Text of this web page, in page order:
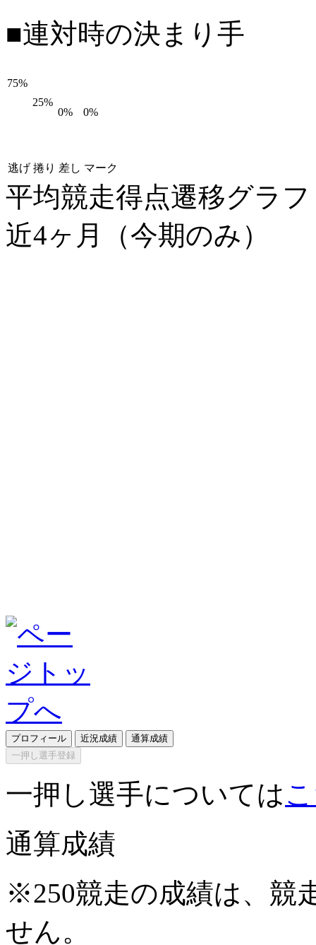
■連対時の決まり手
75%
25%
0%
0%
逃げ 捲り 差し マーク
平均競走得点遷移グラ
近4ヶ月（今期のみ）
プロフィール 近況成績
通算成績
一押し選手登録
一押し選手については
通算成績
※250競走の成績は、競
せん。